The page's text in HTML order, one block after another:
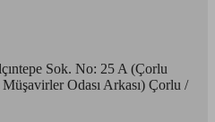
Sok. No: 25 A (Çorlu
Odası Arkası) Çorlu /